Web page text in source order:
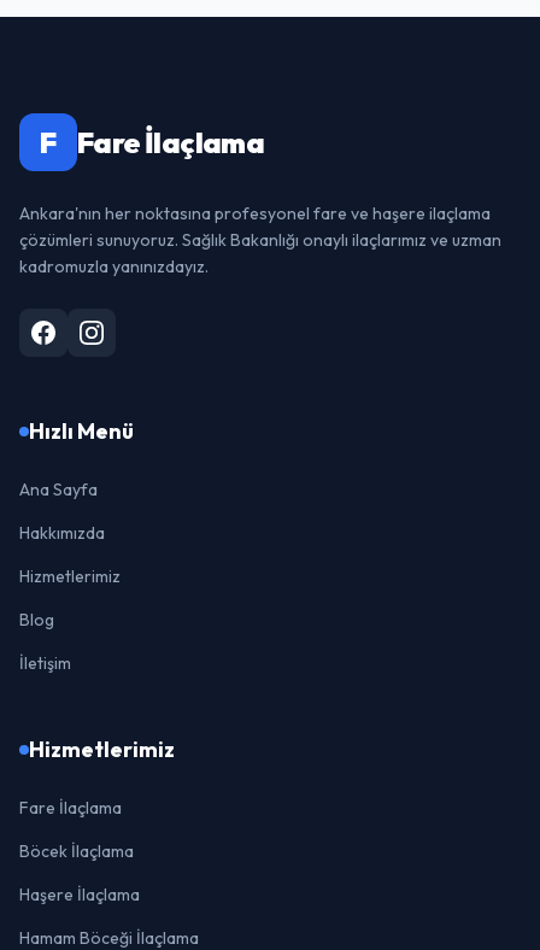
F Fare İlaçlama
Ankara'nın her noktasına profesyonel fare ve haşere ilaçlama
çözümleri sunuyoruz. Sağlık Bakanlığı onaylı ilaçlarımız ve uzman
kadromuzla yanınızdayız.
Hızlı Menü
Ana Sayfa
Hakkımızda
Hizmetlerimiz
Blog
İletişim
Hizmetlerimiz
Fare İlaçlama
Böcek İlaçlama
Haşere İlaçlama
Hamam Böceği İlaçlama